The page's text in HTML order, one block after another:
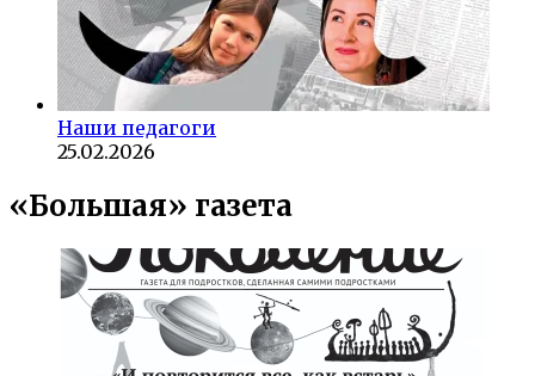
Наши педагоги
25.02.2026
«Большая» газета